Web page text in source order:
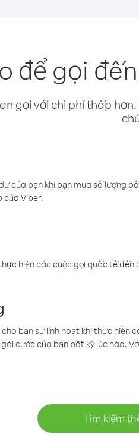
để gọi
gọi với chi phí thấp
của bạn khi bạn mua số lượng
của Viber.
hiện các cuộc gọi quốc tế
bạn sự linh hoạt khi thực hiện
cước của bạn bất kỳ lúc nào.
Tìm kiếm